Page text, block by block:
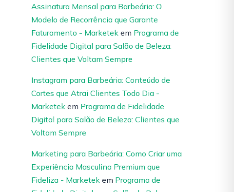
Assinatura Mensal para Barbeária: O
Modelo de Recorrência que Garante
Faturamento - Marketek em Programa de
Fidelidade Digital para Salão de Beleza:
Clientes que Voltam Sempre
Instagram para Barbeária: Conteúdo de
Cortes que Atrai Clientes Todo Dia -
Marketek em Programa de Fidelidade
Digital para Salão de Beleza: Clientes que
Voltam Sempre
Marketing para Barbeária: Como Criar uma
Experiência Masculina Premium que
Fideliza - Marketek em Programa de